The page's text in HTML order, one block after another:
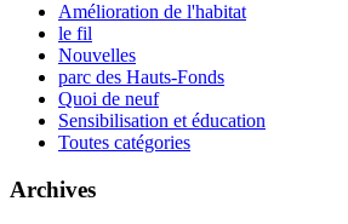
Amélioration de l'habitat
le fil
Nouvelles
parc des Hauts-Fonds
Quoi de neuf
Sensibilisation et éducation
Toutes catégories
Archives